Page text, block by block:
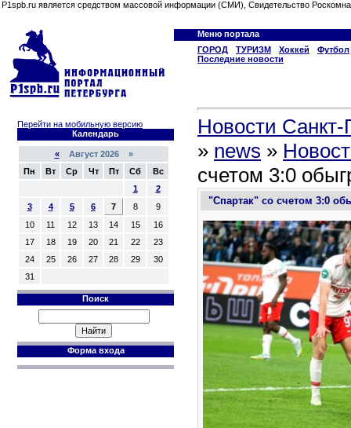
P1spb.ru является средством массовой информации (СМИ), Свидетельство
Меню портала
ГОРОД
ТУРИЗМ Хоккей
Футбол
Последние новости
Перейти на мобильную версию
Календарь
«Август 2026 »
Пн
Вт Ср Чт Пт Сб
Вс
1
2
3
4 5 6 7 8
9
10
11 12 13 14 15
16
17
18 19 20 21 22
23
24
25 26 27 28 29
30
31
Поиск
Форма входа
Новости Санкт-
» news »
счетом 3:0
"Спартак" со счетом 3:0